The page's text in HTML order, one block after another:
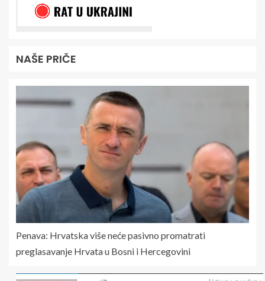
NAŠE PRIČE
Penava: Hrvatska više neće pasivno promatrati
preglasavanje Hrvata u Bosni i Hercegovini